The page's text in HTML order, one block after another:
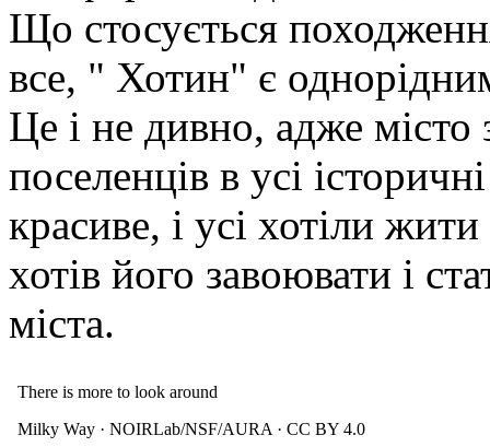
Що стосується
все, " Хотин" є
Це і не дивно, адже місто
поселенців в усі
красиве, і усі хотіли
хотів його завоювати і
міста.